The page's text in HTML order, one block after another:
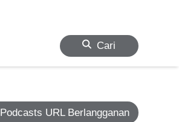
Cari
Podcasts URL Berlangganan